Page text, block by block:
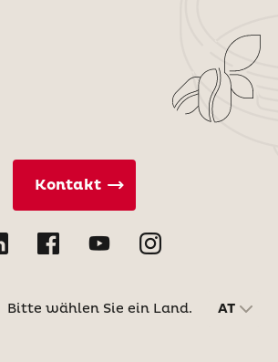
Kontakt
Bitte wählen Sie ein Land. AT